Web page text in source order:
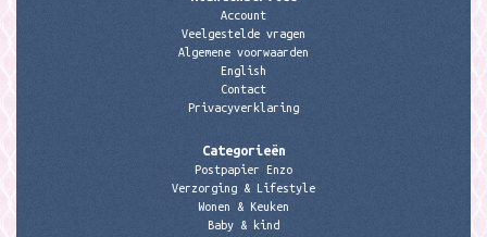
Account
Veelgestelde vragen
Algemene voorwaarden
English
Contact
Privacyverklaring
Categorieën
Postpapier Enzo
Verzorging & Lifestyle
Wonen & Keuken
Baby & kind